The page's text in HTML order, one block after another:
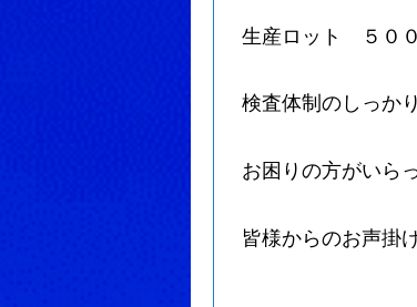
生産ロット ５０
検査体制のしっか
お困りの方がいら
皆様からのお声掛